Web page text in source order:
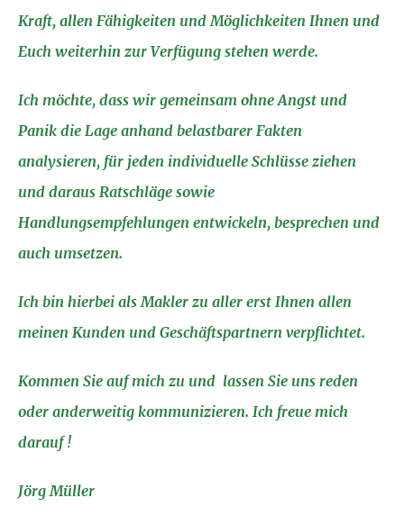
Kraft, allen Fähigkeiten und Möglichkeiten Ihnen und
Euch weiterhin zur Verfügung stehen werde.
Ich möchte, dass wir gemeinsam ohne Angst und
Panik die Lage anhand belastbarer Fakten
analysieren, für jeden individuelle Schlüsse ziehen
und daraus Ratschläge sowie
Handlungsempfehlungen entwickeln, besprechen und
auch umsetzen.
Ich bin hierbei als Makler zu aller erst Ihnen allen
meinen Kunden und Geschäftspartnern verpflichtet.
Kommen Sie auf mich zu und lassen Sie uns reden
oder anderweitig kommunizieren. Ich freue mich
darauf !
Jörg Müller